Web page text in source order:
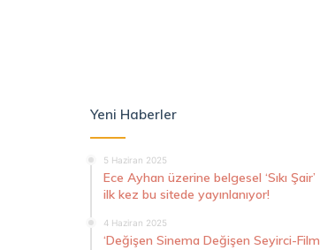
Yeni Haberler
5 Haziran 2025
Ece Ayhan üzerine belgesel ‘Sıkı Şair’
ilk kez bu sitede yayınlanıyor!
4 Haziran 2025
‘Değişen Sinema Değişen Seyirci-Film